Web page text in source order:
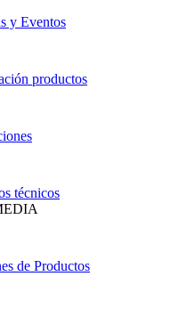
y Eventos
productos
técnicos
de Productos